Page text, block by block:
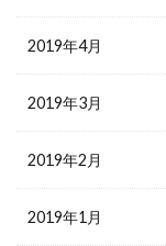
2019年4月
2019年3月
2019年2月
2019年1月